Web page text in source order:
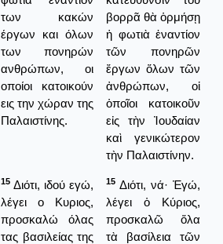
των κακών
έργων και όλων
των πονηρών
ανθρώπων, οι
οποίοι κατοικούν
εις την χώραν της
Παλαιστίνης.
βορρᾶ θὰ ὁρμήσῃ
ἡ φωτιὰ ἐναντίον
τῶν πονηρῶν
ἔργων ὅλων τῶν
ἀνθρώπων, οἱ
ὁποῖοι κατοικοῦν
εἰς τὴν Ἰουδαίαν
καὶ γενικώτερον
τὴν Παλαιστίνην.
15 Διότι, ιδού εγώ,
λέγει ο Κυριος,
προσκαλώ όλας
τας βασιλείας της
15 Διότι, νά· Ἐγώ,
λέγει ὁ Κύριος,
προσκαλῶ ὅλα
τὰ βασίλεια τῶν